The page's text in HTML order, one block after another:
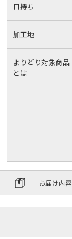
日持ち
加工地
よりどり対象商品
とは
お届け内容